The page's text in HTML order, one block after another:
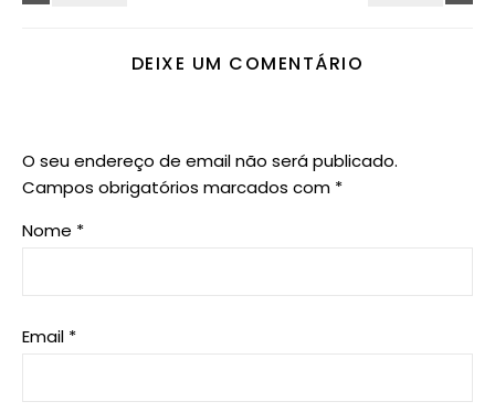
DEIXE UM COMENTÁRIO
O seu endereço de email não será publicado.
Campos obrigatórios marcados com *
Nome *
Email *